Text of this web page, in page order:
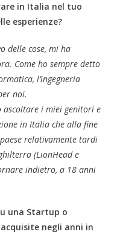
in Italia nel tuo
esperienze?
delle cose, mi ha
Come ho sempre detto
l’ingegneria
noi.
i miei genitori e
in Italia che alla fine
relativamente tardi
(LionHead e
indietro, a 18 anni
una Startup o
negli anni in